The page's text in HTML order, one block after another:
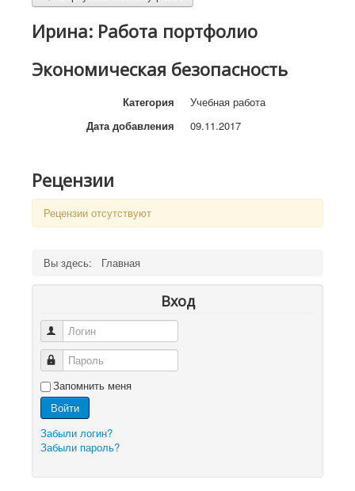
Журнал
Ирина: Работа портфолио
Экономическая безопасность
Категория
Учебная работа
Дата добавления
09.11.2017
Рецензии
Рецензии отсутствуют
Вы здесь: Главная
Вход
Логин
Пароль
Запомнить меня
Войти
Забыли логин?
Забыли пароль?